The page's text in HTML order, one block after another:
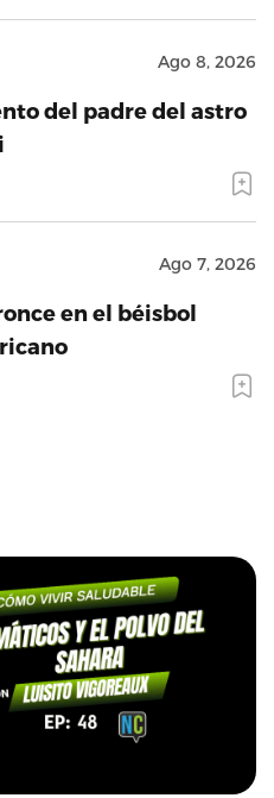
Ago 8, 2026
del padre del astro
Ago 7, 2026
en el béisbol